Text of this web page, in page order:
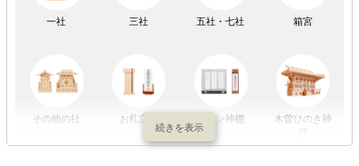
初盆セット 贈るセット 盆提灯単品 一対セット
一社 三社 五社・七社 箱宮
その他の社 お札立て モダン神棚
木曽ひのき神